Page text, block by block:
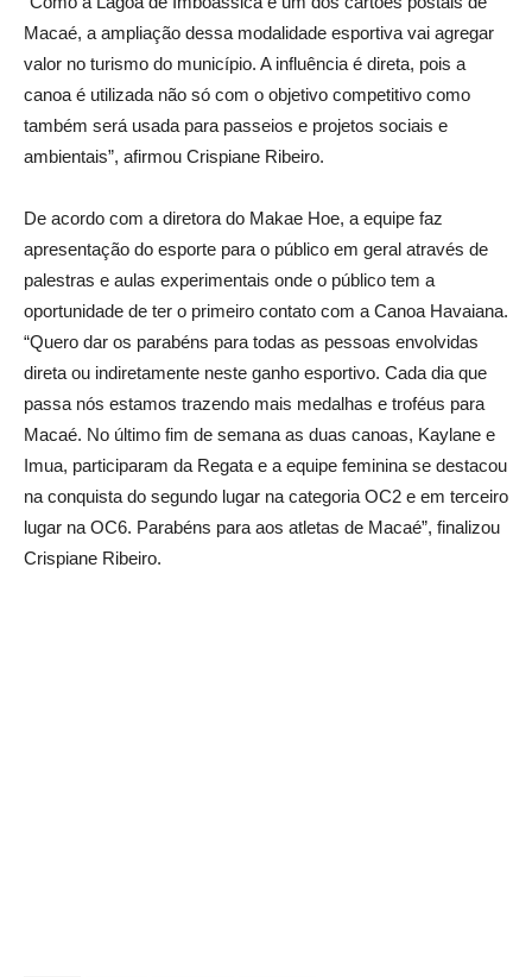
Macaé, a ampliação dessa modalidade esportiva vai agregar
valor no turismo do município. A influência é direta, pois a
canoa é utilizada não só com o objetivo competitivo como
também será usada para passeios e projetos sociais e
ambientais”, afirmou Crispiane Ribeiro.
De acordo com a diretora do Makae Hoe, a equipe faz
apresentação do esporte para o público em geral através de
palestras e aulas experimentais onde o público tem a
oportunidade de ter o primeiro contato com a Canoa Havaiana.
“Quero dar os parabéns para todas as pessoas envolvidas
direta ou indiretamente neste ganho esportivo. Cada dia que
passa nós estamos trazendo mais medalhas e troféus para
Macaé. No último fim de semana as duas canoas, Kaylane e
Imua, participaram da Regata e a equipe feminina se destacou
na conquista do segundo lugar na categoria OC2 e em terceiro
lugar na OC6. Parabéns para aos atletas de Macaé”, finalizou
Crispiane Ribeiro.